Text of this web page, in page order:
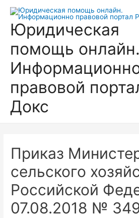
Перейти
содержимому
Юридическая
помощь онлайн.
правовой
Докс
Приказ
сельского
Российской
07.08.2018 №